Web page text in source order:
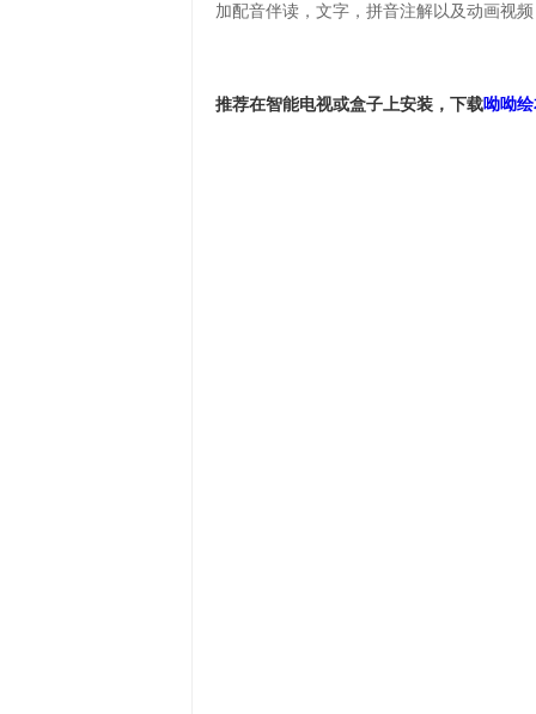
加配音伴读，文字，拼音注解以及动画视
推荐在智能电视或盒子上安装，下载呦呦